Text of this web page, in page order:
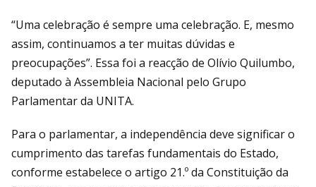
“Uma celebração é sempre uma celebração. E, mesmo
assim, continuamos a ter muitas dúvidas e
preocupações”. Essa foi a reacção de Olívio Quilumbo,
deputado à Assembleia Nacional pelo Grupo
Parlamentar da UNITA.
Para o parlamentar, a independência deve significar o
cumprimento das tarefas fundamentais do Estado,
conforme estabelece o artigo 21.º da Constituição da